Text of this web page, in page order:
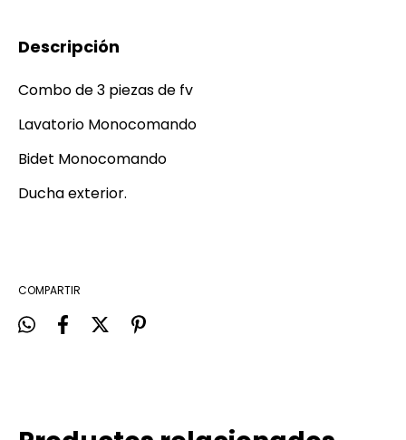
Descripción
Combo de 3 piezas de fv
Lavatorio Monocomando
Bidet Monocomando
Ducha exterior.
COMPARTIR